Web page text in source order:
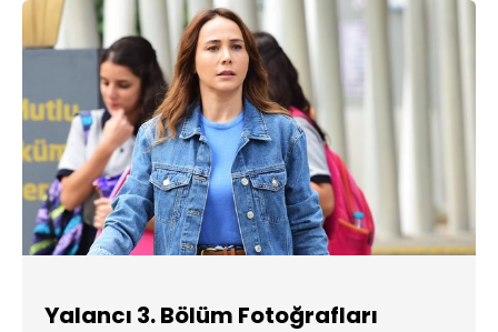
Yalancı 3. Bölüm Fotoğrafları